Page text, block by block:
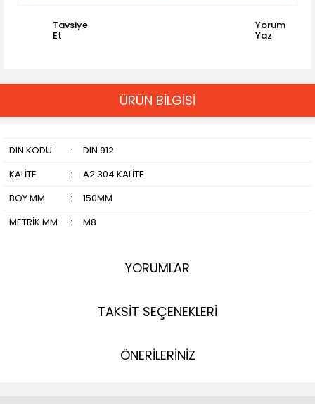
Tavsiye
Et
Yorum
Yaz
ÜRÜN BİLGİSİ
DIN KODU :
DIN 912
KALİTE
:
A2 304 KALİTE
BOY MM
:
150MM
METRİK MM
: M8
YORUMLAR
TAKSİT SEÇENEKLERİ
ÖNERİLERİNİZ